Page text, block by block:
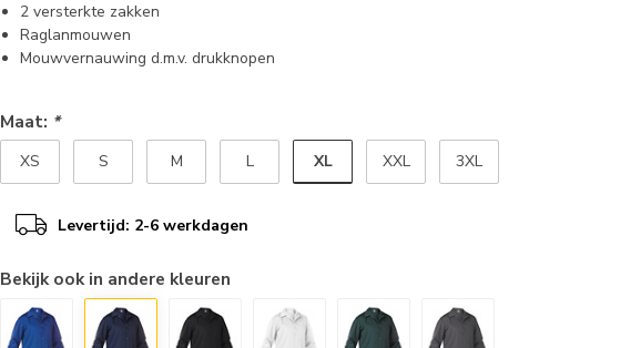
2 versterkte zakken
Raglanmouwen
Mouwvernauwing d.m.v. drukknopen
Maat: *
XS S M L XL XXL 3XL
Levertijd: 2-6 werkdagen
Bekijk ook in andere kleuren